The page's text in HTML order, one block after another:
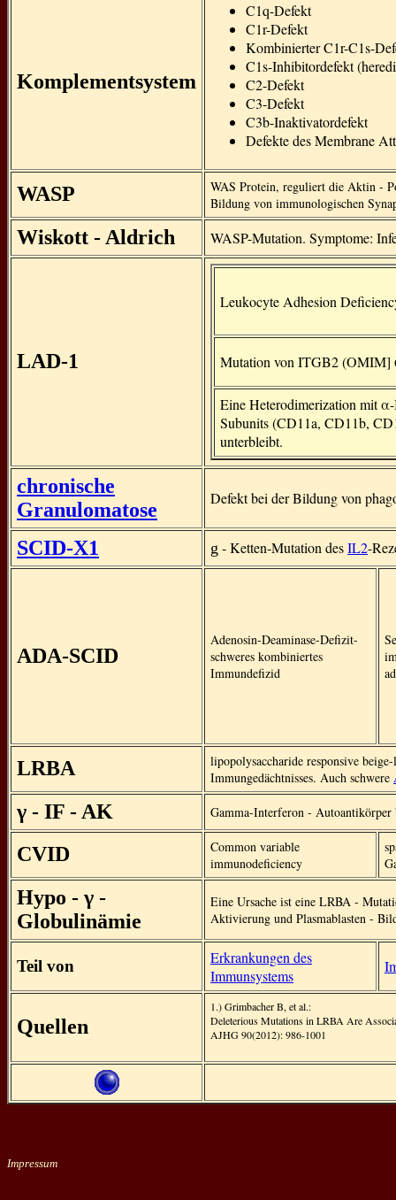
Komplementsystem
C1q-Defekt
C1r-Defekt
Kombinierter C1r-C1s-
C1s-Inhibitordefekt
C2-Defekt
C3-Defekt
C3b-Inaktivatordefekt
Defekte des Membrane
WASP
WAS Protein, reguliert die Aktin -
Bildung von immunologischen
Wiskott - Aldrich WASP-Mutation. Symptome:
LAD-1
Leukocyte Adhesion
Mutation von ITGB2 (OMIM]
Eine Heterodimerization mit
Subunits (CD11a, CD11b,
unterbleibt.
chronische
Granulomatose
Defekt bei der Bildung von
SCID-X1 g - Ketten-Mutation desIL2-
ADA-SCID
Adenosin-Deaminase-Defizit-
schweres kombiniertes
Immundefizid
LRBA
lipopolysaccharide responsive
Immungedächtnisses. Auch schwere
γ - IF - AK Gamma-Interferon -
CVID
Common variable
immunodeficiency
Hypo - γ -
Globulinämie
Eine Ursache ist eine LRBA -
Aktivierung und Plasmablasten -
Teil von
Erkrankungen des
Immunsystems
Quellen
1.) Grimbacher B, et al.:
Deleterious Mutations in LRBA Are
AJHG 90(2012): 986-1001
Impressum